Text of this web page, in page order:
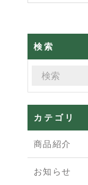
検索
カテゴリ
商品紹介
お知らせ